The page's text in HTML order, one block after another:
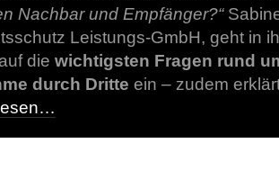
Nachbar und Empfänger?“
Leistungs-GmbH, geht in
die wichtigsten Fragen rund
durch Dritte ein – zudem